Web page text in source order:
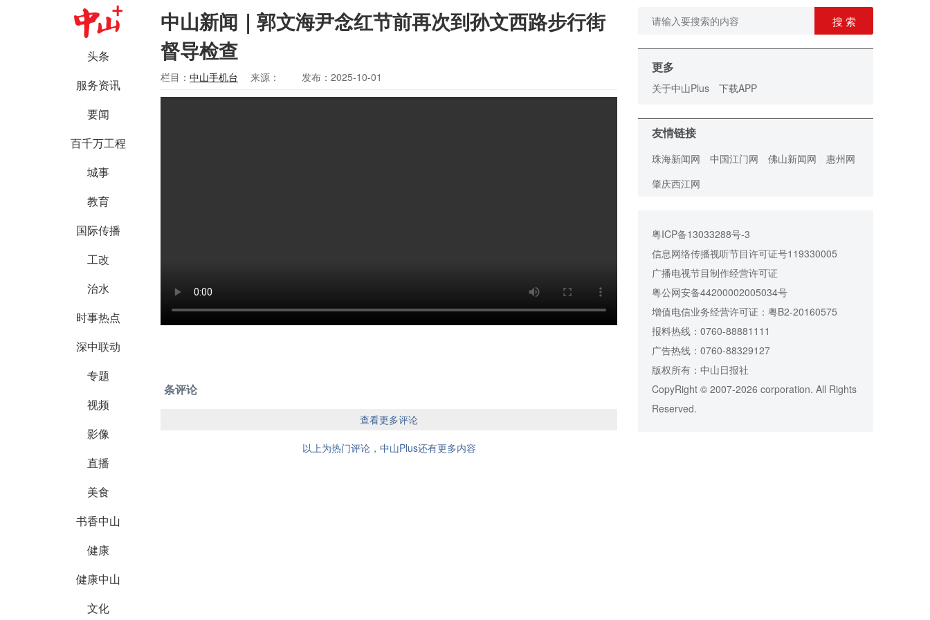
头条
服务资讯
要闻
百千万工程
城事
教育
国际传播
工改
治水
时事热点
深中联动
专题
视频
影像
直播
美食
书香中山
健康
健康中山
文化
中山新闻｜郭文海尹念红节前再次到孙文西路步行街
督导检查
栏目： 中山手机台 来源： 发布：2025-10-01
条评论
查看更多评论
以上为热门评论，中山Plus还有更多内容
搜 索
更多
关于中山Plus 下载APP
友情链接
珠海新闻网 中国江门网 佛山新闻网
惠州网
肇庆西江网
粤ICP备13033288号-3
信息网络传播视听节目许可证号119330005
广播电视节目制作经营许可证
粤公网安备44200002005034号
增值电信业务经营许可证：粤B2-20160575
报料热线：0760-88881111
广告热线：0760-88329127
版权所有：中山日报社
CopyRight © 2007-2026 corporation. All Rights
Reserved.